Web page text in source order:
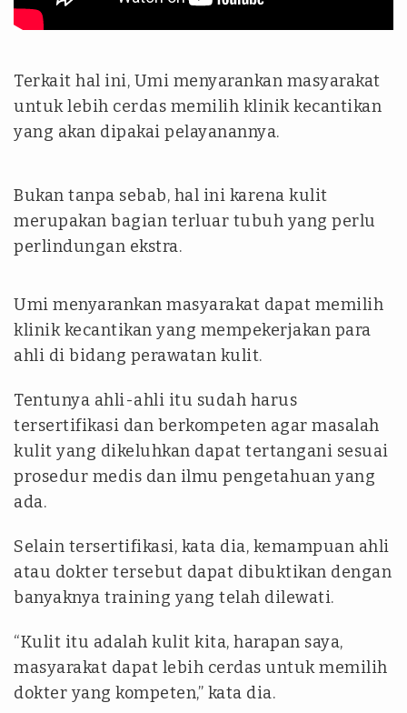
Terkait hal ini, Umi menyarankan masyarakat
untuk lebih cerdas memilih klinik kecantikan
yang akan dipakai pelayanannya.
Bukan tanpa sebab, hal ini karena kulit
merupakan bagian terluar tubuh yang perlu
perlindungan ekstra.
Umi menyarankan masyarakat dapat memilih
klinik kecantikan yang mempekerjakan para
ahli di bidang perawatan kulit.
Tentunya ahli-ahli itu sudah harus
tersertifikasi dan berkompeten agar masalah
kulit yang dikeluhkan dapat tertangani sesuai
prosedur medis dan ilmu pengetahuan yang
ada.
Selain tersertifikasi, kata dia, kemampuan ahli
atau dokter tersebut dapat dibuktikan dengan
banyaknya training yang telah dilewati.
“Kulit itu adalah kulit kita, harapan saya,
masyarakat dapat lebih cerdas untuk memilih
dokter yang kompeten,” kata dia.